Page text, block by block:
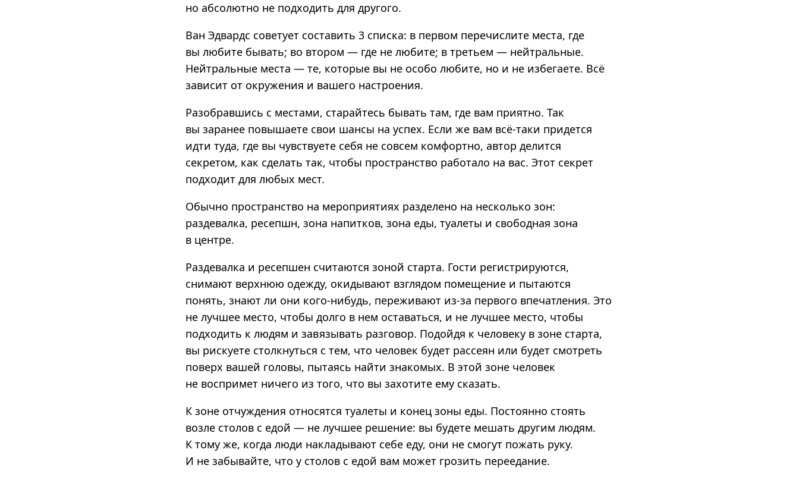
но абсолютно не подходить для другого.
Ван Эдвардс советует составить 3 списка: в первом перечислите места, где
вы любите бывать; во втором — где не любите; в третьем — нейтральные.
Нейтральные места — те, которые вы не особо любите, но и не избегаете. Всё
зависит от окружения и вашего настроения.
Разобравшись с местами, старайтесь бывать там, где вам приятно. Так
вы заранее повышаете свои шансы на успех. Если же вам всё-таки придется
идти туда, где вы чувствуете себя не совсем комфортно, автор делится
секретом, как сделать так, чтобы пространство работало на вас. Этот секрет
подходит для любых мест.
Обычно пространство на мероприятиях разделено на несколько зон:
раздевалка, ресепшн, зона напитков, зона еды, туалеты и свободная зона
в центре.
Раздевалка и ресепшен считаются зоной старта. Гости регистрируются,
снимают верхнюю одежду, окидывают взглядом помещение и пытаются
понять, знают ли они кого-нибудь, переживают из-за первого впечатления. Это
не лучшее место, чтобы долго в нем оставаться, и не лучшее место, чтобы
подходить к людям и завязывать разговор. Подойдя к человеку в зоне старта,
вы рискуете столкнуться с тем, что человек будет рассеян или будет смотреть
поверх вашей головы, пытаясь найти знакомых. В этой зоне человек
не воспримет ничего из того, что вы захотите ему сказать.
К зоне отчуждения относятся туалеты и конец зоны еды. Постоянно стоять
возле столов с едой — не лучшее решение: вы будете мешать другим людям.
К тому же, когда люди накладывают себе еду, они не смогут пожать руку.
И не забывайте, что у столов с едой вам может грозить переедание.